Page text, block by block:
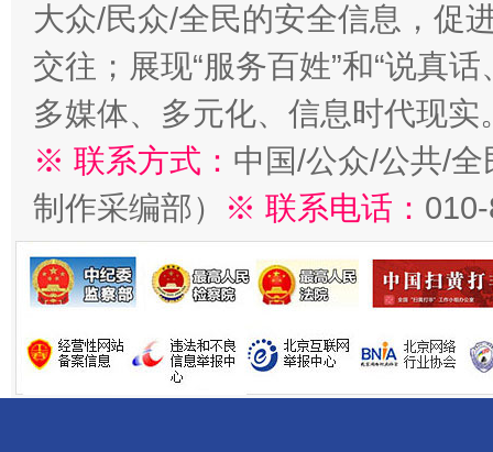
大众/民众/全民的安全信息，促
交往；展现“服务百姓”和“说真
多媒体、多元化、信息时代现实
※ 联系方式： 中国/公众/公共/
制作采编部）
※ 联系电话：